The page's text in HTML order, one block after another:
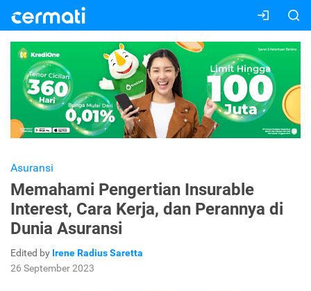
Asuransi
Memahami Pengertian Insurable
Interest, Cara Kerja, dan Perannya di
Dunia Asuransi
Edited by Irene Radius Saretta
26 September 2023